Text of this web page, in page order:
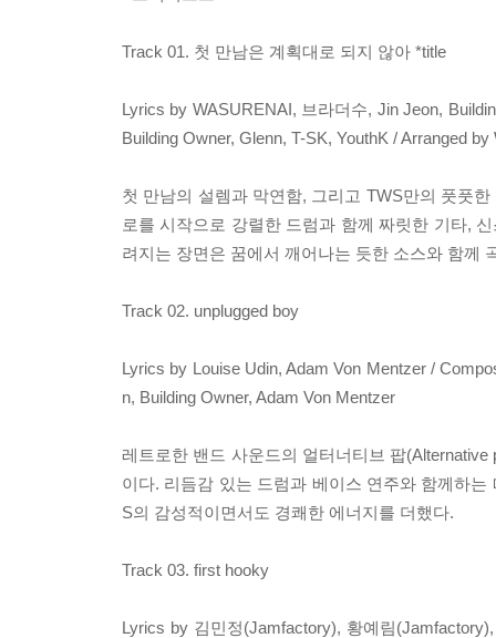
Track 01. 첫 만남은 계획대로 되지 않아 *title
Lyrics by WASURENAI, 브라더수, Jin Jeon,
Building Owner, Glenn, T-SK, YouthK / Arranged
첫 만남의 설렘과 막연함, 그리고 TWS만의 풋풋
로를 시작으로 강렬한 드럼과 함께 짜릿한 기타,
려지는 장면은 꿈에서 깨어나는 듯한 소스와 함께
Track 02. unplugged boy
Lyrics by Louise Udin, Adam Von Mentzer /
n, Building Owner, Adam Von Mentzer
레트로한 밴드 사운드의 얼터너티브 팝
이다. 리듬감 있는 드럼과 베이스 연주와 함께하는
S의 감성적이면서도 경쾌한 에너지를 더했다.
Track 03. first hooky
Lyrics by 김민정(Jamfactory), 황예림